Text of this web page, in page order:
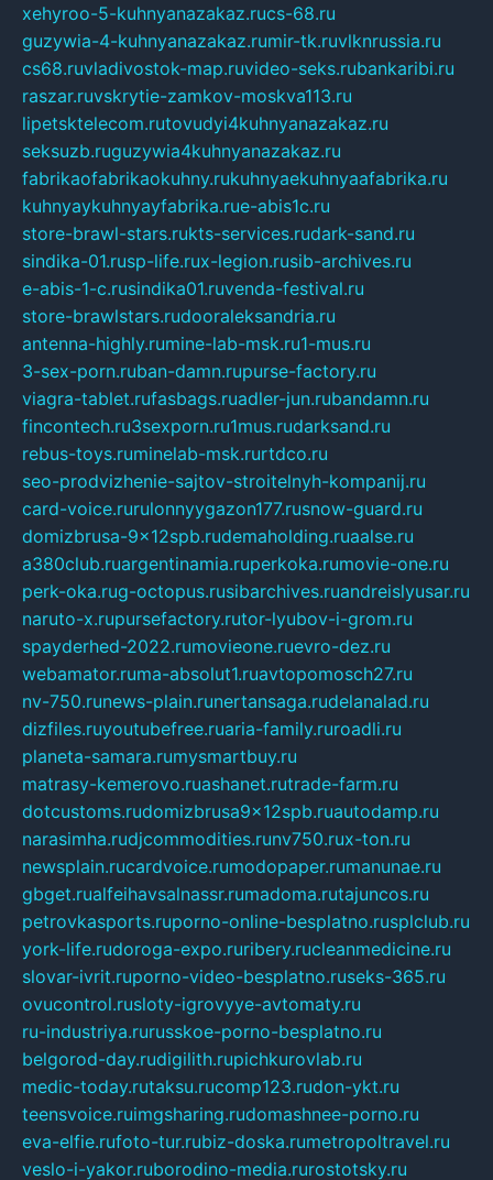
xehyroo-5-kuhnyanazakaz.rucs-68.ru
guzywia-4-kuhnyanazakaz.rumir-tk.ruvlknrussia.ru
cs68.ruvladivostok-map.ruvideo-seks.rubankaribi.ru
raszar.ruvskrytie-zamkov-moskva113.ru
lipetsktelecom.rutovudyi4kuhnyanazakaz.ru
seksuzb.ruguzywia4kuhnyanazakaz.ru
fabrikaofabrikaokuhny.rukuhnyaekuhnyaafabrika.ru
kuhnyaykuhnyayfabrika.rue-abis1c.ru
store-brawl-stars.rukts-services.rudark-sand.ru
sindika-01.rusp-life.rux-legion.rusib-archives.ru
e-abis-1-c.rusindika01.ruvenda-festival.ru
store-brawlstars.rudooraleksandria.ru
antenna-highly.rumine-lab-msk.ru1-mus.ru
3-sex-porn.ruban-damn.rupurse-factory.ru
viagra-tablet.rufasbags.ruadler-jun.rubandamn.ru
fincontech.ru3sexporn.ru1mus.rudarksand.ru
rebus-toys.ruminelab-msk.rurtdco.ru
seo-prodvizhenie-sajtov-stroitelnyh-kompanij.ru
card-voice.rurulonnyygazon177.rusnow-guard.ru
domizbrusa-9x12spb.rudemaholding.ruaalse.ru
a380club.ruargentinamia.ruperkoka.rumovie-one.ru
perk-oka.rug-octopus.rusibarchives.ruandreislyusar.ru
naruto-x.rupursefactory.rutor-lyubov-i-grom.ru
spayderhed-2022.rumovieone.ruevro-dez.ru
webamator.ruma-absolut1.ruavtopomosch27.ru
nv-750.runews-plain.runertansaga.rudelanalad.ru
dizfiles.ruyoutubefree.ruaria-family.ruroadli.ru
planeta-samara.rumysmartbuy.ru
matrasy-kemerovo.ruashanet.rutrade-farm.ru
dotcustoms.rudomizbrusa9x12spb.ruautodamp.ru
narasimha.rudjcommodities.runv750.rux-ton.ru
newsplain.rucardvoice.rumodopaper.rumanunae.ru
gbget.rualfeihavsalnassr.rumadoma.rutajuncos.ru
petrovkasports.ruporno-online-besplatno.rusplclub.ru
york-life.rudoroga-expo.ruribery.rucleanmedicine.ru
slovar-ivrit.ruporno-video-besplatno.ruseks-365.ru
ovucontrol.rusloty-igrovyye-avtomaty.ru
ru-industriya.rurusskoe-porno-besplatno.ru
belgorod-day.rudigilith.rupichkurovlab.ru
medic-today.rutaksu.rucomp123.rudon-ykt.ru
teensvoice.ruimgsharing.rudomashnee-porno.ru
eva-elfie.rufoto-tur.rubiz-doska.rumetropoltravel.ru
veslo-i-yakor.ruborodino-media.rurostotsky.ru